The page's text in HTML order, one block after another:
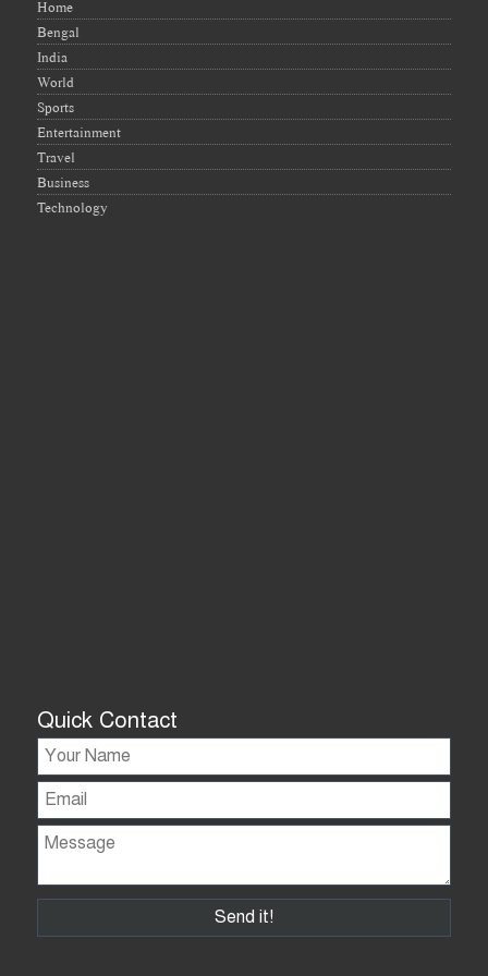
Home
Bengal
India
World
Sports
Entertainment
Travel
Business
Technology
Quick Contact